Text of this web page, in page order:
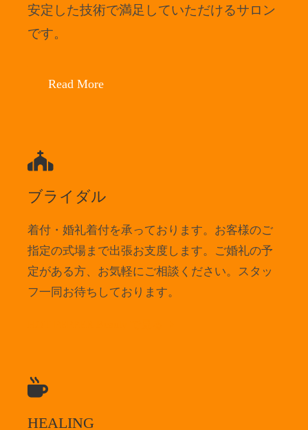
安定した技術で満足していただけるサロン
です。
Read More
ブライダル
着付・婚礼着付を承っております。お客様のご
指定の式場まで出張お支度します。ご婚礼の予
定がある方、お気軽にご相談ください。スタッ
フ一同お待ちしております。
HEALING